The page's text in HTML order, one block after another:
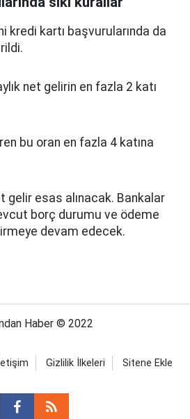
kredi kartı başvurularında da
net gelirin en fazla 2 katı
bu oran en fazla 4 katına
gelir esas alınacak. Bankalar
borç durumu ve ödeme
devam edecek.
Haber © 2022
İletişim Gizlilik İlkeleri Sitene Ekle